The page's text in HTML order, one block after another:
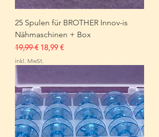
25 Spulen für BROTHER Innov-is
Nähmaschinen + Box
Standardpreis
19,99 € Sale-Preis
18,99 €
inkl. MwSt.